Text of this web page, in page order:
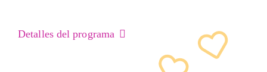
Detalles del programa